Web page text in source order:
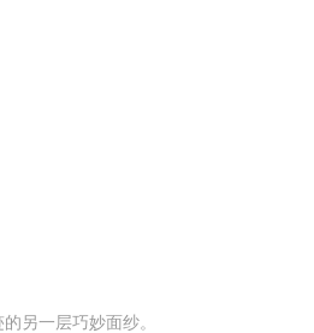
另一层巧妙面纱。